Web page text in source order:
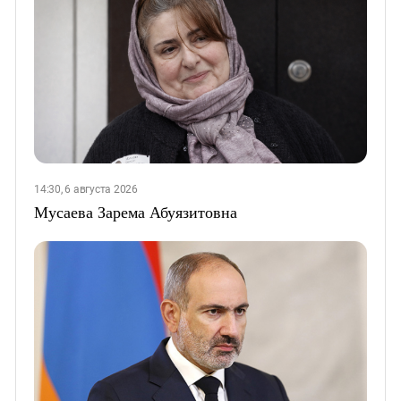
14:30, 6 августа 2026
Мусаева Зарема Абуязитовна